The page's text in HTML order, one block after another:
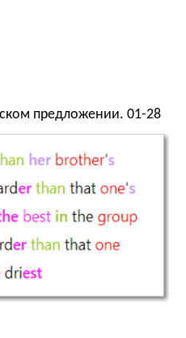
предложении. 01-28